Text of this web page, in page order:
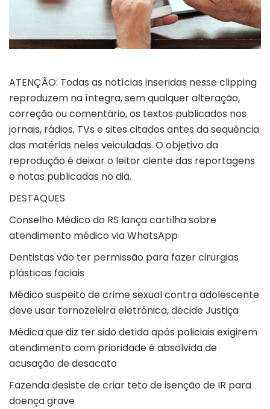
ATENÇÃO: Todas as notícias inseridas nesse clipping
reproduzem na íntegra, sem qualquer alteração,
correção ou comentário, os textos publicados nos
jornais, rádios, TVs e sites citados antes da sequência
das matérias neles veiculadas. O objetivo da
reprodução é deixar o leitor ciente das reportagens
e notas publicadas no dia.
DESTAQUES
Conselho Médico do RS lança cartilha sobre
atendimento médico via WhatsApp
Dentistas vão ter permissão para fazer cirurgias
plásticas faciais
Médico suspeito de crime sexual contra adolescente
deve usar tornozeleira eletrônica, decide Justiça
Médica que diz ter sido detida após policiais exigirem
atendimento com prioridade é absolvida de
acusação de desacato
Fazenda desiste de criar teto de isenção de IR para
doença grave